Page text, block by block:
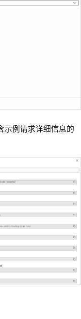
示例请求详细信息的